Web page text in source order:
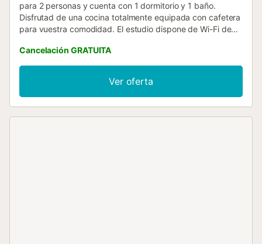
para 2 personas y cuenta con 1 dormitorio y 1 baño.
Disfrutad de una cocina totalmente equipada con cafetera
para vuestra comodidad. El estudio dispone de Wi-Fi de
acondicionado, ventilador y lavadora. El acceso es sin
escalones, tanto en la entrada como en el interior, lo que
facilita la accesibilidad. El estudio está cerca de la playa, lo
que os permitirá disfrutar fácilmente de actividades
costeras y momentos de relax. Hay aparcamiento en el
Cancelación GRATUITA
Ver oferta